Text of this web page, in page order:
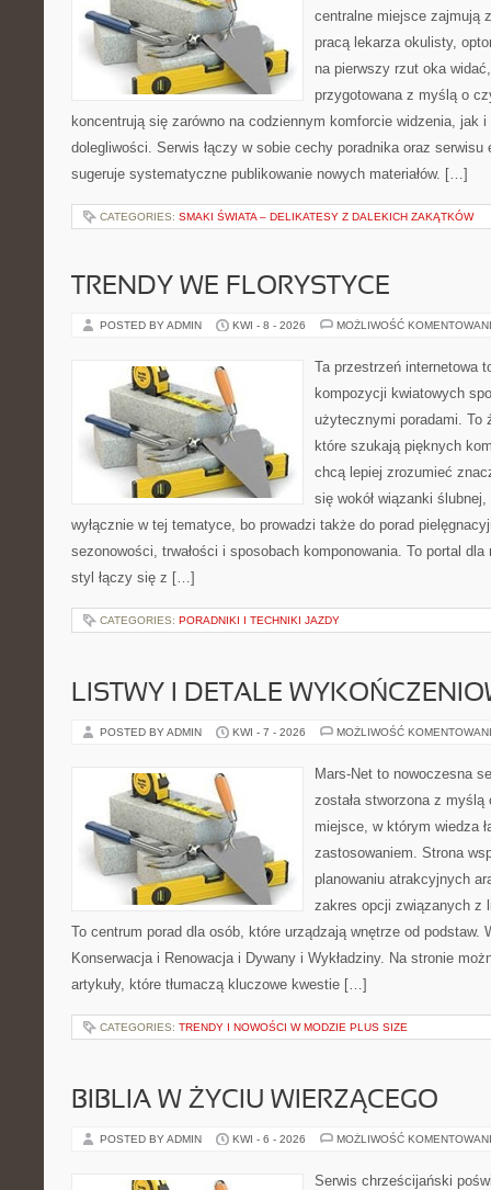
centralne miejsce zajmują
pracą lekarza okulisty,
na pierwszy rzut oka
przygotowana z myślą o
koncentrują się zarówno na codziennym komforcie widzenia, jak
dolegliwości. Serwis łączy w sobie cechy poradnika oraz serwisu
sugeruje systematyczne publikowanie nowych materiałów. […]
CATEGORIES: SMAKI ŚWIATA – DELIKATESY Z DALEKICH ZAKĄTKÓW
TRENDY WE FLORYSTYCE
POSTED BY ADMIN KWI - 8 - 2026 MOŻLIWOŚĆ
Ta przestrzeń internetowa
kompozycji kwiatowych
użytecznymi poradami. To
które szukają pięknych
chcą lepiej zrozumieć
się wokół wiązanki
wyłącznie w tej tematyce, bo prowadzi także do porad
sezonowości, trwałości i sposobach komponowania. To portal
styl łączy się z […]
CATEGORIES: PORADNIKI I TECHNIKI JAZDY
LISTWY I DETALE
POSTED BY ADMIN KWI - 7 - 2026 MOŻLIWOŚĆ
Mars-Net to nowoczesna
została stworzona z
miejsce, w którym wiedza
zastosowaniem. Strona
planowaniu atrakcyjnych
zakres opcji związanych z
To centrum porad dla osób, które urządzają wnętrze od podstaw.
Konserwacja i Renowacja i Dywany i Wykładziny. Na stronie
artykuły, które tłumaczą kluczowe kwestie […]
CATEGORIES: TRENDY I NOWOŚCI W MODZIE PLUS SIZE
BIBLIA W ŻYCIU WIERZĄCEGO
POSTED BY ADMIN KWI - 6 - 2026 MOŻLIWOŚĆ
Serwis chrześcijański